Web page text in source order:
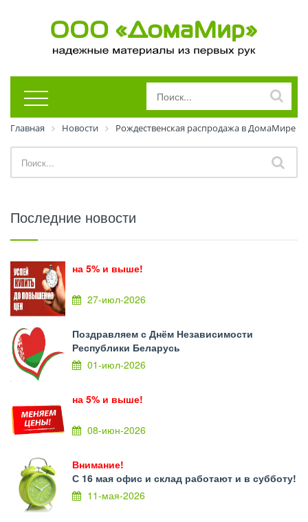
Главная Новости Рождественская распродажа в ДомаМире
Последние новости
на 5% и выше!
27-июл-2026
Поздравляем с Днём Независимости
Республики Беларусь
01-июл-2026
на 5% и выше!
08-июн-2026
Внимание!
С 16 мая офис и склад работают и в субботу!
11-мая-2026